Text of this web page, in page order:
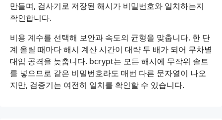
만들며, 검사기로 저장된 해시가 비밀번호와 일치하는지
확인합니다.
비용 계수를 선택해 보안과 속도의 균형을 맞춥니다. 한 단
계 올릴 때마다 해시 계산 시간이 대략 두 배가 되어 무차별
대입 공격을 늦춥니다. bcrypt는 모든 해시에 무작위 솔트
를 넣으므로 같은 비밀번호라도 매번 다른 문자열이 나오
지만, 검증기는 여전히 일치를 확인할 수 있습니다.